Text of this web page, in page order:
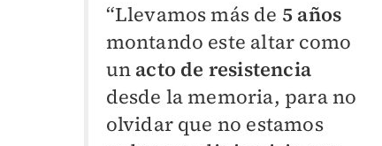
“Llevamos más de 5 años
montando este altar como
un acto de resistencia
desde la memoria, para no
olvidar que no estamos